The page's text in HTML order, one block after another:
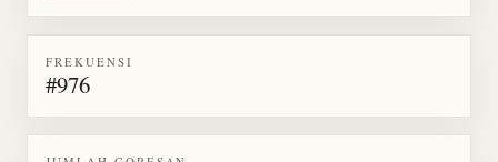
FREKUENSI
#976